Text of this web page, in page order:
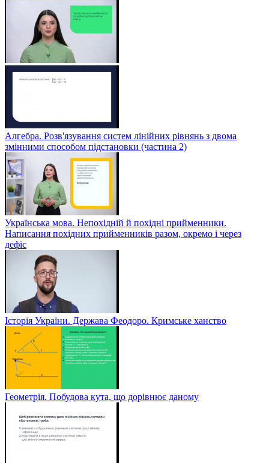
Алгебра. Розв'язування систем лінійних рівнянь з двома
змінними способом підстановки (частина 2)
Українська мова. Непохідній й похідні прийменники.
Написання похідних прийменників разом, окремо і через
дефіс
Історія України. Держава Феодоро. Кримське ханство
Геометрія. Побудова кута, що дорівнює даному